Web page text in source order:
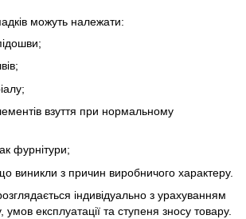
можуть належати:
взуття при нормальному
фурнітури;
виникли з причин виробничого характеру.
індивідуально з урахуванням
експлуатації та ступеня зносу товару.